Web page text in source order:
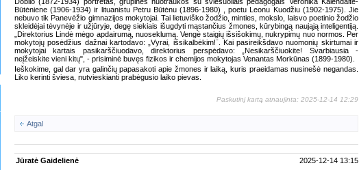
Būtėniene (1906-1934) ir lituanistu Petru Būtėnu (1896-1980) , poetu Leonu Kuodžiu (1902-1975). Jie
nebuvo tik Panevėžio gimnazijos mokytojai. Tai lietuviško žodžio, minties, mokslo, laisvo poetinio žodžio
skleidėjai tėvynėje ir užjūryje, degę siekiais išugdyti mąstančius žmones, kūrybingą naująją inteligentiją.
„Direktorius Lindė mėgo apdairumą, nuoseklumą. Vengė staigių išsišokimų, nukrypimų nuo normos. Per
mokytojų posėdžius dažnai kartodavo: „Vyrai, išsikalbėkim!¨. Kai pasireikšdavo nuomonių skirtumai ir
mokytojai kartais pasikarščiuodavo, direktorius perspėdavo: „Nesikarščiuokite! Svarbiausia -
neįžeiskite vieni kitų", - prisiminė buvęs fizikos ir chemijos mokytojas Venantas Morkūnas (1899-1980).
Ieškokime, gal dar yra galinčių papasakoti apie žmones ir laiką, kuris praeidamas nusinešė negandas.
Liko kerinti šviesa, nutvieskianti prabėgusio laiko pievas.
Paskutinį kartą atnaujinta: 2025-12-14 12:29
Atgal
Jūratė Gaidelienė
2025-12-14 13:15